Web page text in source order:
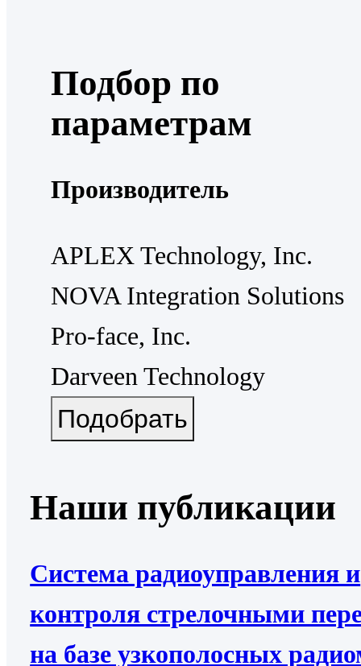
Подбор по
параметрам
Производитель
APLEX Technology, Inc.
NOVA Integration Solutions
Pro-face, Inc.
Darveen Technology
Наши публикации
Система радиоуправления и
контроля стрелочными
на базе узкополосных